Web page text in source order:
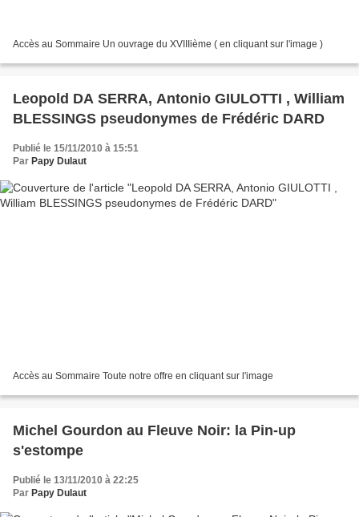
Accès au Sommaire Un ouvrage du XVIIIième ( en cliquant sur l'image )
Leopold DA SERRA, Antonio GIULOTTI , William
BLESSINGS pseudonymes de Frédéric DARD
Publié le 15/11/2010 à 15:51
Par Papy Dulaut
Accès au Sommaire Toute notre offre en cliquant sur l'image
Michel Gourdon au Fleuve Noir: la Pin-up
s'estompe
Publié le 13/11/2010 à 22:25
Par Papy Dulaut